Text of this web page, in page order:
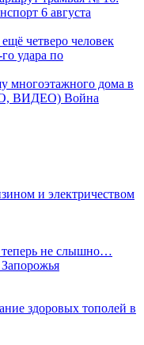
6 августа
четверо человек
удара по
многоэтажного дома в
ВИДЕО) Война
и электричеством
теперь не слышно…
здоровых тополей в